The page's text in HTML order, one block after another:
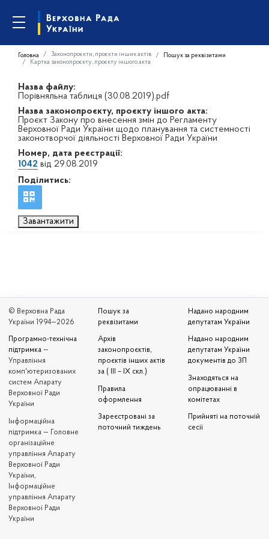
Головна Законопроєкти, проєкти інших актів
Пошук за реквізитами
Картка законопроєкту, проєкту іншого акта
Назва файлу:
Порівняльна таблиця (30.08.2019).pdf
Назва законопроєкту, проєкту іншого акта:
Проєкт Закону про внесення змін до Регламенту
Верховної Ради України щодо планування та системності
законотворчої діяльності Верховної Ради України
Номер, дата реєстрації:
1042 від 29.08.2019
Поділитись:
Завантажити
© Верховна Рада
України 1994—2026
Програмно-технічна
підтримка —
Управління
комп'ютеризованих
систем Апарату
Верховної Ради
України
Iнформаційна
підтримка — Головне
організаційне
управління Апарату
Верховної Ради
України,
Інформаційне
управління Апарату
Верховної Ради
України
Пошук за
реквізитами
Архів
законопроєктів,
проєктів інших актів
за ( III – IX скл.)
Правила
оформлення
Зареєстровані за
поточний тиждень
Надано народним
депутатам України
Надано народним
депутатам України
документів до ЗП
Знаходяться на
опрацюванні в
комітетах
Прийняті на поточній
сесії